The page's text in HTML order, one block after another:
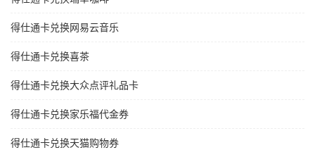
得仕通卡兑换网易云音乐
得仕通卡兑换喜茶
得仕通卡兑换大众点评礼品卡
得仕通卡兑换家乐福代金券
得仕通卡兑换天猫购物券